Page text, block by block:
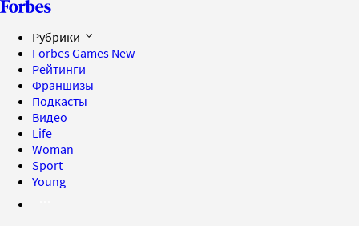
Рубрики
Forbes Games New
Рейтинги
Франшизы
Подкасты
Видео
Life
Woman
Sport
Young